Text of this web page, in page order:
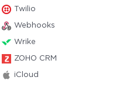
Twilio
Webhooks
Wrike
ZOHO CRM
iCloud